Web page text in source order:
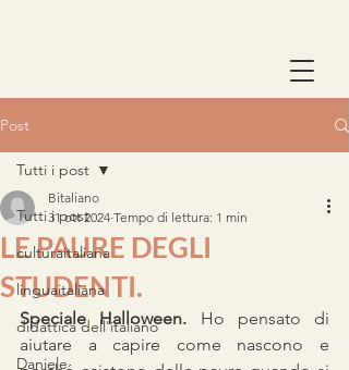
Post
Tutti i post
culturaitaliana
linguaitaliana
didattica dell'italiano
Daniele
Tutti i post
LE PAURE DEGLI
STUDENTI.
Bitaliano
31 ott 2024 Tempo di lettura: 1 min
Speciale Halloween. Ho pensato di
aiutare a capire come nascono e